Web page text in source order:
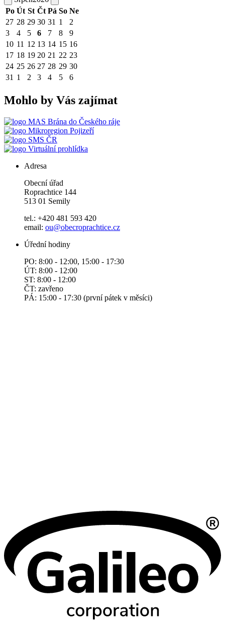
Po Út St Čt Pá So Ne
27 28 29 30 31 1
2
3
4 5 6 7 8
9
10 11 12 13 14 15 16
17 18 19 20 21 22 23
24 25 26 27 28 29 30
31 1 2 3 4 5 6
Mohlo by Vás zajímat
MAS Brána do Českého ráje
Mikroregion Pojizeří
SMS ČR
Virtuální prohlídka
Adresa
Obecní úřad
Roprachtice 144
513 01 Semily
tel.: +420 481 593 420
email: ou@obecroprachtice.cz
Úřední hodiny
PO: 8:00 - 12:00, 15:00 - 17:30
ÚT: 8:00 - 12:00
ST: 8:00 - 12:00
ČT: zavřeno
PÁ: 15:00 - 17:30 (první pátek v měsíci)